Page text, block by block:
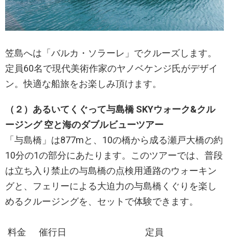
笠島へは「バルカ・ソラーレ」でクルーズします。
定員60名で現代美術作家のヤノベケンジ氏がデザイ
ン。快適な船旅をお楽しみ頂けます。
（２）あるいてくぐって与島橋 SKYウォーク&クル
ージング 空と海のダブルビューツアー
「与島橋」は877mと、10の橋から成る瀬戸大橋の約
10分の1の部分にあたります。このツアーでは、普段
は立ち入り禁止の与島橋の点検用通路のウォーキン
グと、フェリーによる大迫力の与島橋くぐりを楽し
めるクルージングを、セットで体験できます。
料金 催行日 定員